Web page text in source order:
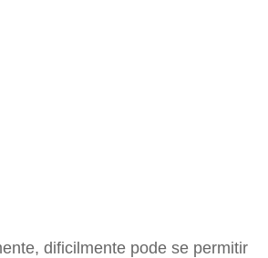
dificilmente pode se permitir